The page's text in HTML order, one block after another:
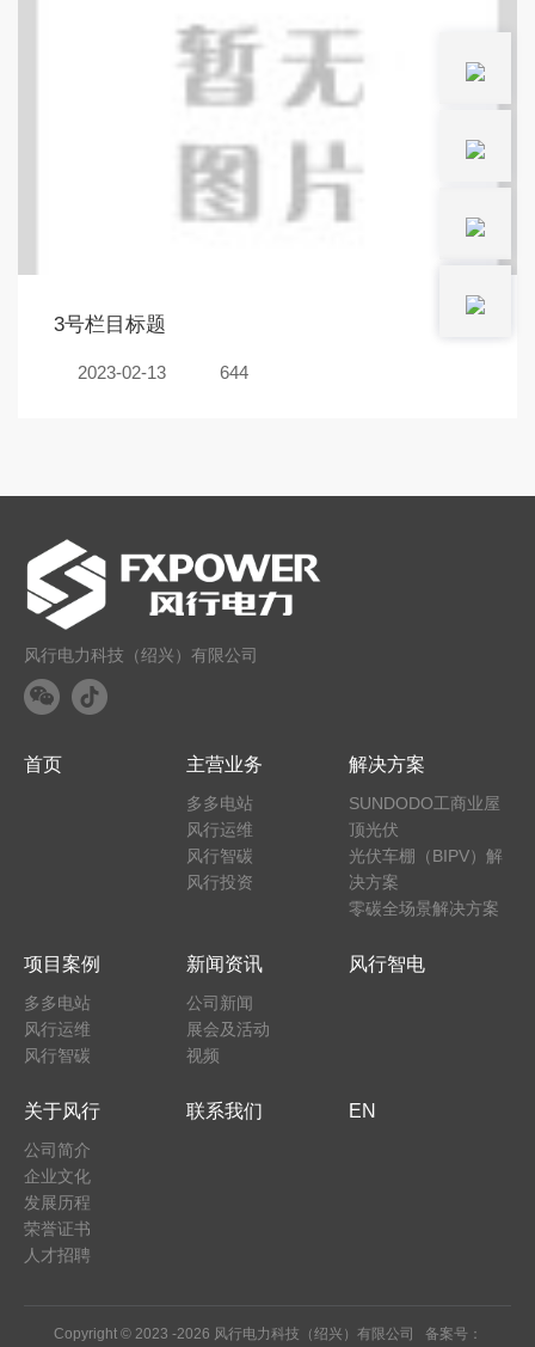
3号栏目标题
2023-02-13 644
风行电力科技（绍兴）有限公司
首页 主营业务
多多电站
风行运维
风行智碳
风行投资
解决方案
SUNDODO工商业屋
顶光伏
光伏车棚（BIPV）解
决方案
零碳全场景解决方案
项目案例
多多电站
风行运维
风行智碳
新闻资讯
公司新闻
展会及活动
视频
风行智电
关于风行
公司简介
企业文化
发展历程
荣誉证书
人才招聘
联系我们 EN
Copyright © 2023 -2026 风行电力科技（绍兴）有限公司 备案号：